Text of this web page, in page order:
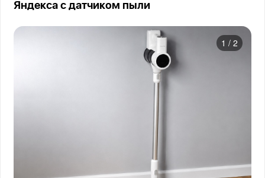
Яндекса с датчиком пыли
1 / 2